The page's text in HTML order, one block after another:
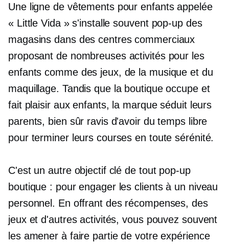
Une ligne de vêtements pour enfants appelée
« Little Vida » s'installe souvent pop-updes
magasins dans des centres commerciaux
proposant de nombreuses activités pour les
enfants comme des jeux, de la musique et du
maquillage. Tandis que la boutique occupe et
fait plaisir aux enfants, la marque séduit leurs
parents, bien sûr ravis d'avoir du temps libre
pour terminer leurs courses en toute sérénité.
C'est un autre objectif clé de tout pop-up
boutique : pour engager les clients à un niveau
personnel. En offrant des récompenses, des
jeux et d'autres activités, vous pouvez souvent
les amener à faire partie de votre expérience